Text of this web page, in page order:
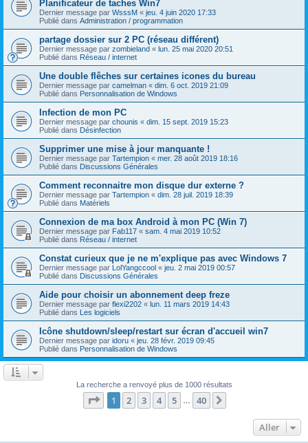
Planificateur de taches Win7
Dernier message par WsssM « jeu. 4 juin 2020 17:33
Publié dans Administration / programmation
partage dossier sur 2 PC (réseau différent)
Dernier message par zombieland « lun. 25 mai 2020 20:51
Publié dans Réseau / internet
Une double flêches sur certaines icones du bureau
Dernier message par camelman « dim. 6 oct. 2019 21:09
Publié dans Personnalisation de Windows
Infection de mon PC
Dernier message par chounis « dim. 15 sept. 2019 15:23
Publié dans Désinfection
Supprimer une mise à jour manquante !
Dernier message par Tartempion « mer. 28 août 2019 18:16
Publié dans Discussions Générales
Comment reconnaitre mon disque dur externe ?
Dernier message par Tartempion « dim. 28 juil. 2019 18:39
Publié dans Matériels
Connexion de ma box Android à mon PC (Win 7)
Dernier message par Fab117 « sam. 4 mai 2019 10:52
Publié dans Réseau / internet
Constat curieux que je ne m'explique pas avec Windows 7
Dernier message par LolYangccool « jeu. 2 mai 2019 00:57
Publié dans Discussions Générales
Aide pour choisir un abonnement deep freze
Dernier message par flexi2202 « lun. 11 mars 2019 14:43
Publié dans Les logiciels
Icône shutdown/sleep/restart sur écran d'accueil win7
Dernier message par idoru « jeu. 28 févr. 2019 09:45
Publié dans Personnalisation de Windows
La recherche a renvoyé plus de 1000 résultats
Page 1sur40
1 2 3 4 5 40
Aller